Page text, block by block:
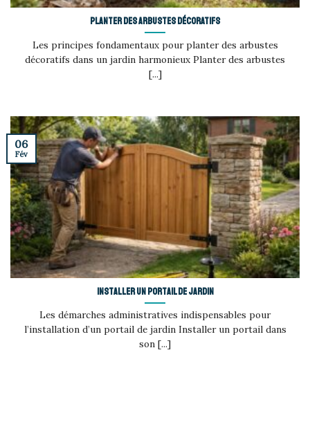
Planter des arbustes décoratifs
Les principes fondamentaux pour planter des arbustes
décoratifs dans un jardin harmonieux Planter des arbustes
[...]
Installer un portail de jardin
Les démarches administratives indispensables pour
l’installation d’un portail de jardin Installer un portail dans
son [...]
06
Fév